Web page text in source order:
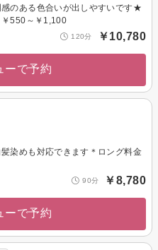
のある色合いが出しやすいです★
￥550～￥1,100
120分 ￥10,780
ーで予約
染めも対応できます＊ロング料金
90分 ￥8,780
ーで予約